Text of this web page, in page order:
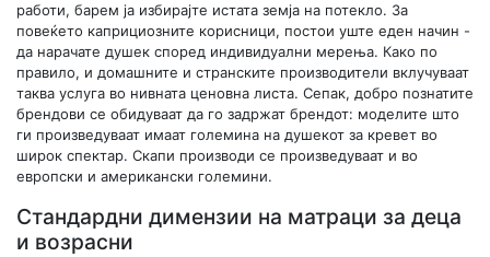
работи, барем ја избирајте истата земја на потекло. За
повеќето каприциозните корисници, постои уште еден начин -
да нарачате душек според индивидуални мерења. Како по
правило, и домашните и странските производители вклучуваат
таква услуга во нивната ценовна листа. Сепак, добро познатите
брендови се обидуваат да го задржат брендот: моделите што
ги произведуваат имаат големина на душекот за кревет во
широк спектар. Скапи производи се произведуваат и во
европски и американски големини.
Стандардни димензии на матраци за деца
и возрасни